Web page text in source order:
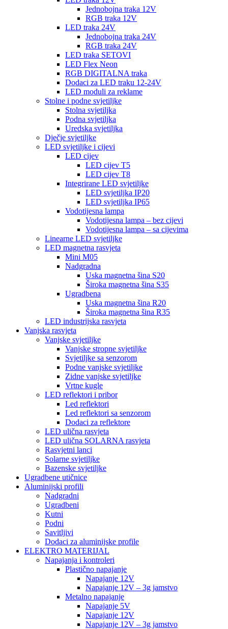
Jednobojna traka 12V
RGB traka 12V
LED traka 24V
Jednobojna traka 24V
RGB traka 24V
LED traka SETOVI
LED Flex Neon
RGB DIGITALNA traka
Dodaci za LED traku 12-24V
LED moduli za reklame
Stolne i podne svjetiljke
Stolna svjetiljka
Podna svjetiljka
Uredska svjetiljka
Dječje svjetiljke
LED svjetiljke i cijevi
LED cijev
LED cijev T5
LED cijev T8
Integrirane LED svjetiljke
LED svjetiljka IP20
LED svjetiljka IP65
Vodotijesna lampa
Vodotijesna lampa – bez cijevi
Vodotijesna lampa – sa cijevima
Linearne LED svjetiljke
LED magnetna rasvjeta
Mini M05
Nadgradna
Uska magnetna šina S20
Široka magnetna šina S35
Ugradbena
Uska magnetna šina R20
Široka magnetna šina R35
LED industrijska rasvjeta
Vanjska rasvjeta
Vanjske svjetiljke
Vanjske stropne svjetiljke
Svjetiljke sa senzorom
Podne vanjske svjetiljke
Zidne vanjske svjetiljke
Vrtne kugle
LED reflektori i pribor
Led reflektori
Led reflektori sa senzorom
Dodaci za reflektore
LED ulična rasvjeta
LED ulična SOLARNA rasvjeta
Rasvjetni lanci
Solarne svjetiljke
Bazenske svjetiljke
Ugradbene utičnice
Aluminijski profili
Nadgradni
Ugradbeni
Kutni
Podni
Savitljivi
Dodaci za aluminijske profile
ELEKTRO MATERIJAL
Napajanja i kontroleri
Plastično napajanje
Napajanje 12V
Napajanje 12V – 3g jamstvo
Metalno napajanje
Napajanje 5V
Napajanje 12V
Napajanje 12V – 3g jamstvo